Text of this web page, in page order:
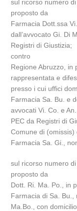
sul ricorso numero
proposto da
Farmacia Dott.ssa
dall’avvocato Gi. Di
Registri di Giustizia;
contro
Regione Abruzzo, in
rappresentata e
presso i cui uffici
Farmacia Sa. Bu. e
avvocati Vi. Co. e
PEC da Registri di
Comune di
Farmacia Sa. Gi.,
sul ricorso numero
proposto da
Dott. Ri. Ma. Po., in
Farmacia di Sa. Bu.,
Ma.Bo., con